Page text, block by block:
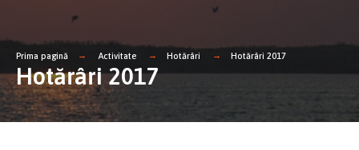
Prima pagină Activitate Hotărâri Hotărâri 2017
Hotărâri 2017